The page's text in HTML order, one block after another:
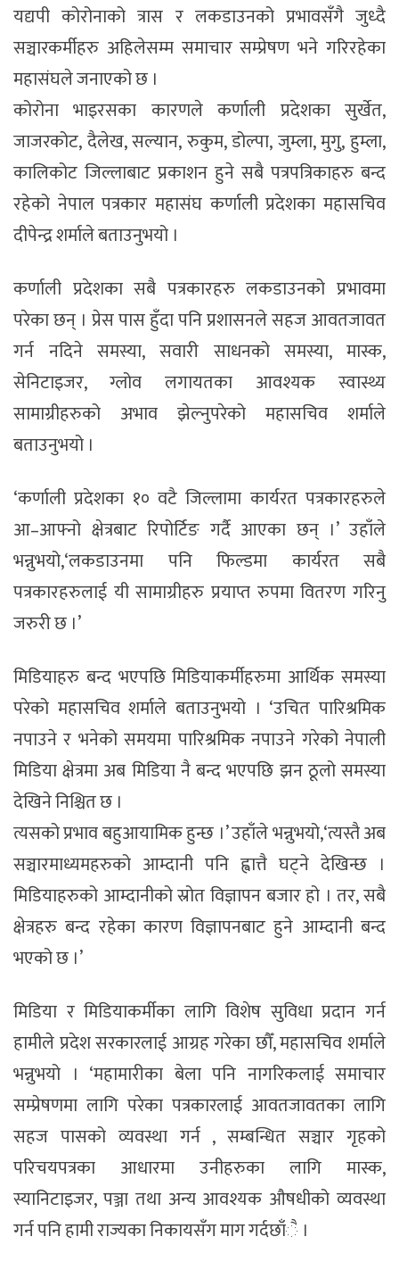
यद्यपी कोरोनाको त्रास र लकडाउनको प्रभावसँगै जुध्दै
सञ्चारकर्मीहरु अहिलेसम्म समाचार सम्प्रेषण भने गरिरहेका
महासंघले जनाएको छ ।
कोरोना भाइरसका कारणले कर्णाली प्रदेशका सुर्खेत,
जाजरकोट, दैलेख, सल्यान, रुकुम, डोल्पा, जुम्ला, मुगु, हुम्ला,
कालिकोट जिल्लाबाट प्रकाशन हुने सबै पत्रपत्रिकाहरु बन्द
रहेको नेपाल पत्रकार महासंघ कर्णाली प्रदेशका महासचिव
दीपेन्द्र शर्माले बताउनुभयो ।
कर्णाली प्रदेशका सबै पत्रकारहरु लकडाउनको प्रभावमा
परेका छन् । प्रेस पास हुँदा पनि प्रशासनले सहज आवतजावत
गर्न नदिने समस्या, सवारी साधनको समस्या, मास्क,
सेनिटाइजर, ग्लोव लगायतका आवश्यक स्वास्थ्य
सामाग्रीहरुको अभाव झेल्नुपरेको महासचिव शर्माले
बताउनुभयो ।
‘कर्णाली प्रदेशका १० वटै जिल्लामा कार्यरत पत्रकारहरुले
आ–आफ्नो क्षेत्रबाट रिपोर्टिङ गर्दै आएका छन् ।’ उहाँले
भन्नुभयो,‘लकडाउनमा पनि फिल्डमा कार्यरत सबै
पत्रकारहरुलाई यी सामाग्रीहरु प्रयाप्त रुपमा वितरण गरिनु
जरुरी छ ।’
मिडियाहरु बन्द भएपछि मिडियाकर्मीहरुमा आर्थिक समस्या
परेको महासचिव शर्माले बताउनुभयो । ‘उचित पारिश्रमिक
नपाउने र भनेको समयमा पारिश्रमिक नपाउने गरेको नेपाली
मिडिया क्षेत्रमा अब मिडिया नै बन्द भएपछि झन ठूलो समस्या
देखिने निश्चित छ ।
त्यसको प्रभाव बहुआयामिक हुन्छ ।’ उहाँले भन्नुभयो,‘त्यस्तै अब
सञ्चारमाध्यमहरुको आम्दानी पनि ह्वात्तै घट्ने देखिन्छ ।
मिडियाहरुको आम्दानीको स्रोत विज्ञापन बजार हो । तर, सबै
क्षेत्रहरु बन्द रहेका कारण विज्ञापनबाट हुने आम्दानी बन्द
भएको छ ।’
मिडिया र मिडियाकर्मीका लागि विशेष सुविधा प्रदान गर्न
हामीले प्रदेश सरकारलाई आग्रह गरेका छौँ, महासचिव शर्माले
भन्नुभयो । ‘महामारीका बेला पनि नागरिकलाई समाचार
सम्प्रेषणमा लागि परेका पत्रकारलाई आवतजावतका लागि
सहज पासको व्यवस्था गर्न , सम्बन्धित सञ्चार गृहको
परिचयपत्रका आधारमा उनीहरुका लागि मास्क,
स्यानिटाइजर, पञ्जा तथा अन्य आवश्यक औषधीको व्यवस्था
गर्न पनि हामी राज्यका निकायसँग माग गर्दछाँै ।